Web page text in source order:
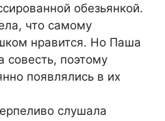
обезьянкой.
что самому
нравится. Но Паша
совесть, поэтому
появлялись в их
слушала